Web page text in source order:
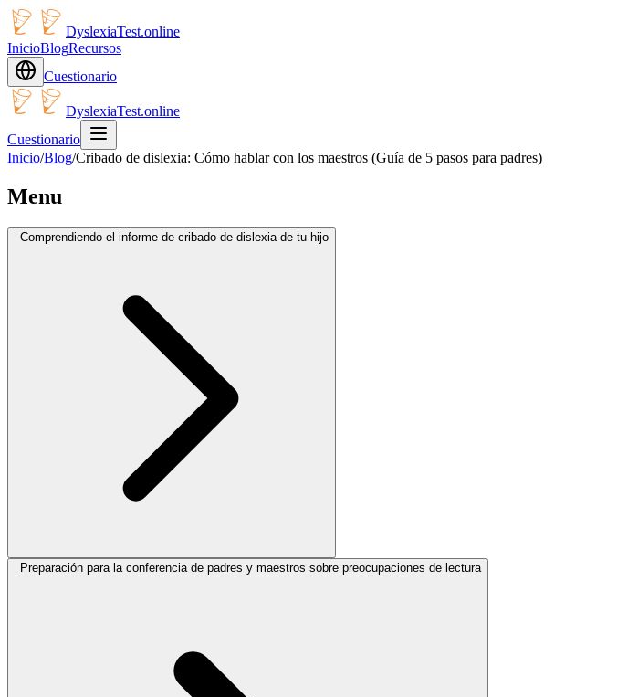
DyslexiaTest.online
InicioBlogRecursos
Cuestionario
DyslexiaTest.online
Cuestionario
Inicio/Blog/Cribado de dislexia: Cómo hablar con los maestros (Guía de 5 pasos para padres)
Menu
Comprendiendo el informe de cribado de dislexia de tu hijo
Preparación para la conferencia de padres y maestros sobre preocupaciones de lectura